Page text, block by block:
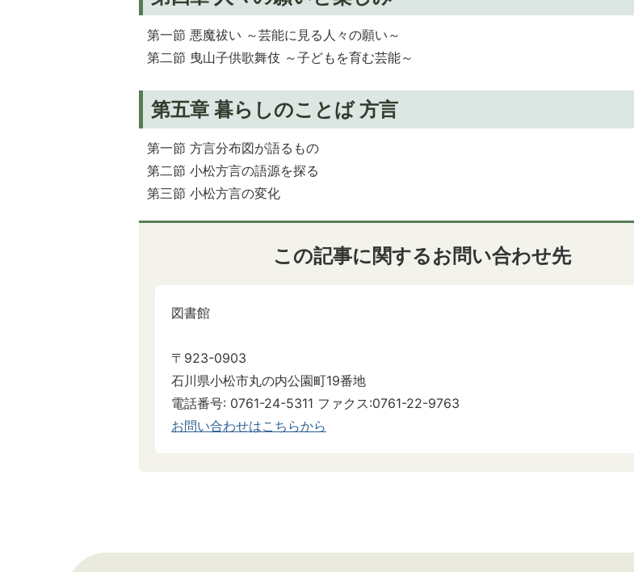
第一節 悪魔祓い ～芸能に見る人々の願い～
第二節 曳山子供歌舞伎 ～子どもを育む芸能～
第五章 暮らしのことば 方言
第一節 方言分布図が語るもの
第二節 小松方言の語源を探る
第三節 小松方言の変化
この記事に関するお問い合わせ先
図書館
〒923-0903
石川県小松市丸の内公園町19番地
電話番号: 0761-24-5311 ファクス:0761-22-9763
お問い合わせはこちらから